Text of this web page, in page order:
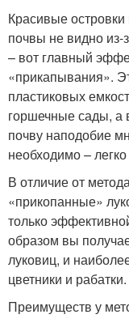
Красивые
почвы не видно
– вот главный
«прикапывания».
пластиковых
горшечные сады,
почву наподобие
необходимо –
В отличие от
«прикопанные»
только
образом вы
луковиц, и
цветники и рабатки.
Преимуществ у